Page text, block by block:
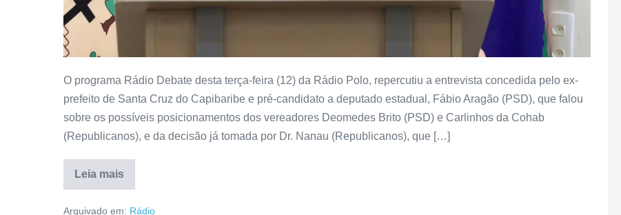
O programa Rádio Debate desta terça-feira (12) da Rádio Polo, repercutiu a entrevista concedida pelo ex-
prefeito de Santa Cruz do Capibaribe e pré-candidato a deputado estadual, Fábio Aragão (PSD), que falou
sobre os possíveis posicionamentos dos vereadores Deomedes Brito (PSD) e Carlinhos da Cohab
(Republicanos), e da decisão já tomada por Dr. Nanau (Republicanos), que […]
Leia mais
Arquivado em: Rádio